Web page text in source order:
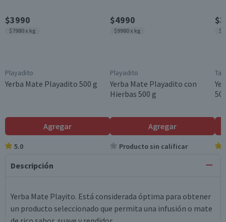
$3990
$7980 x kg
Playadito
Yerba Mate Playadito 500 g
Agregar
5.0
$4990
$9980 x kg
Playadito
Yerba Mate Playadito con
Hierbas 500 g
Agregar
Producto sin calificar
Descripción
Yerba Mate Playito. Está considerada óptima para obtener
un producto seleccionado que permita una infusión o mate